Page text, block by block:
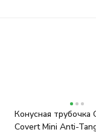
Конусная трубочка
Covert Mini Anti-